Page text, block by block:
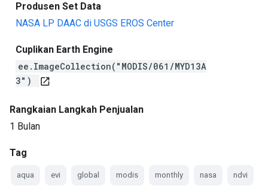
Produsen Set Data
NASA LP DAAC di USGS EROS Center
Cuplikan Earth Engine
ee.ImageCollection("MODIS/061/MYD13A
3")
open_in_new
Rangkaian Langkah Penjualan
1 Bulan
Tag
aqua evi global modis monthly nasa ndvi